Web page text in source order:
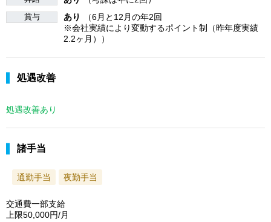
賞与 あり
（6月と12月の年2回
※会社実績により変動するポイント制（昨年度実績
2.2ヶ月））
処遇改善
処遇改善あり
諸手当
通勤手当 夜勤手当
交通費一部支給
上限50,000円/月